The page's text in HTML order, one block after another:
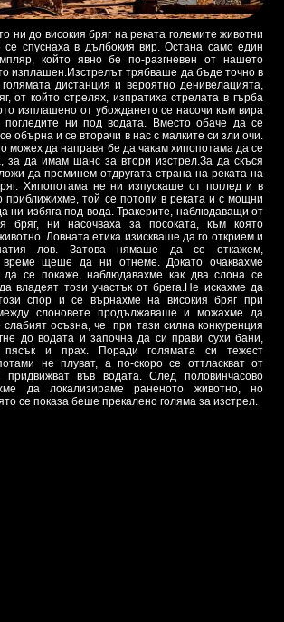
ни до високия бряг на реката големите животни
спуснаха в дълбокия вир. Остана само един
който явно бе по-разгневен от нашето
изплашен.Изстрелът трябваше да бъде точно в
дистанция и вероятно денивелацията,
от който стрелях, изпратиха стрелата в гърба
изплашено от убождането се насочи към вира
ни под водата. Вместо обаче да се
обърна и се вторачи в нас с малките си зли очи.
можех да направя бе да чакам хипопотама да се
за да имам шанс за втори изстрел.За да скъся
да преминем отдругата страна на реката на
Хипопотама не ни изпускаше от поглед и в
приближихме, той се потопи в реката и с мощни
ни избяга под вода. Тракерите, наблюдаващи от
бряг, ни насочваха за посоката, към която
Ловната етика изискваше да го открием и
лов. Затова нямаше да се откажем,
време щеше да ни отнеме. Докато очаквахме
да се покаже, наблюдавахме как два слона се
владеят този участък от брега.Не искахме да
спор и се върнахме на високия бряг при
слоновете продължаваше и можахме да
осъзна, че при тази силна конкуренция
до водата и започна да си прави сухи бани,
пясък и прах. Поради голямата си тежест
не плуват, а по-скоро се оттласкват от
във водата. След половинчасово
да локализираме раненото животно, но
се показа беше прекалено голяма за изстрел.